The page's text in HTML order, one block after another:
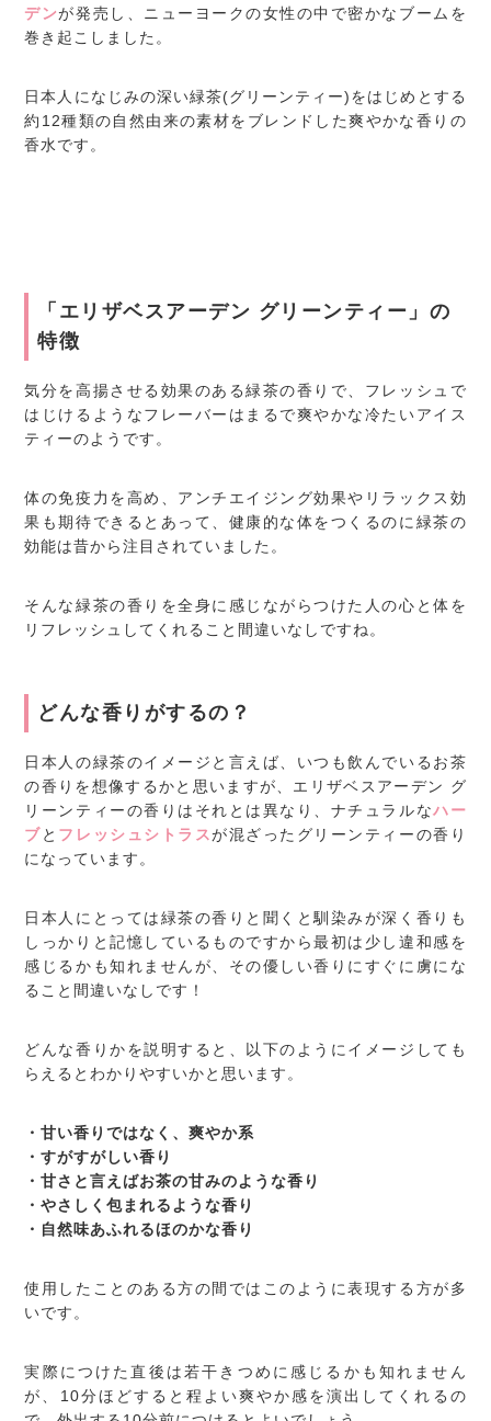
デンが発売し、ニューヨークの女性の中で密かなブームを
巻き起こしました。
日本人になじみの深い緑茶(グリーンティー)をはじめとする
約12種類の自然由来の素材をブレンドした爽やかな香りの
香水です。
「エリザベスアーデン グリーンティー」の
特徴
気分を高揚させる効果のある緑茶の香りで、フレッシュで
はじけるようなフレーバーはまるで爽やかな冷たいアイス
ティーのようです。
体の免疫力を高め、アンチエイジング効果やリラックス効
果も期待できるとあって、健康的な体をつくるのに緑茶の
効能は昔から注目されていました。
そんな緑茶の香りを全身に感じながらつけた人の心と体を
リフレッシュしてくれること間違いなしですね。
どんな香りがするの？
日本人の緑茶のイメージと言えば、いつも飲んでいるお茶
の香りを想像するかと思いますが、エリザベスアーデン グ
リーンティーの香りはそれとは異なり、ナチュラルなハー
ブと フレッシュシトラスが混ざったグリーンティーの香り
になっています。
日本人にとっては緑茶の香りと聞くと馴染みが深く香りも
しっかりと記憶しているものですから最初は少し違和感を
感じるかも知れませんが、その優しい香りにすぐに虜にな
ること間違いなしです！
どんな香りかを説明すると、以下のようにイメージしても
らえるとわかりやすいかと思います。
・甘い香りではなく、爽やか系
・すがすがしい香り
・甘さと言えばお茶の甘みのような香り
・やさしく包まれるような香り
・自然味あふれるほのかな香り
使用したことのある方の間ではこのように表現する方が多
いです。
実際につけた直後は若干きつめに感じるかも知れません
が、10分ほどすると程よい爽やか感を演出してくれるの